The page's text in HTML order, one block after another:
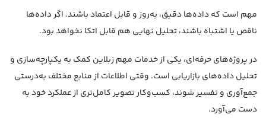
مهم است که داده‌ها دقیق، به‌روز و قابل اعتماد باشند. اگر داده‌ها
ناقص یا اشتباه باشند، تحلیل نهایی هم قابل اتکا نخواهد بود.
در پروژه‌های حرفه‌ای، یکی از خدمات مهم زبلاین کمک به یکپارچه‌سازی و
تحلیل داده‌های بازاریابی است. وقتی اطلاعات از منابع مختلف به‌درستی
جمع‌آوری و تفسیر شوند، کسب‌وکار تصویر کامل‌تری از عملکرد خود به
دست می‌آورد.